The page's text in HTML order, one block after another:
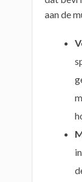
aan de